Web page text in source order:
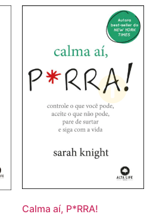
Calma aí, P*RRA!